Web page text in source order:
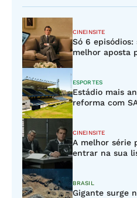
CINEINSITE
Só 6
melhor aposta
ESPORTES
Estádio mais
reforma com
CINEINSITE
A melhor série
entrar na sua
BRASIL
Gigante surge